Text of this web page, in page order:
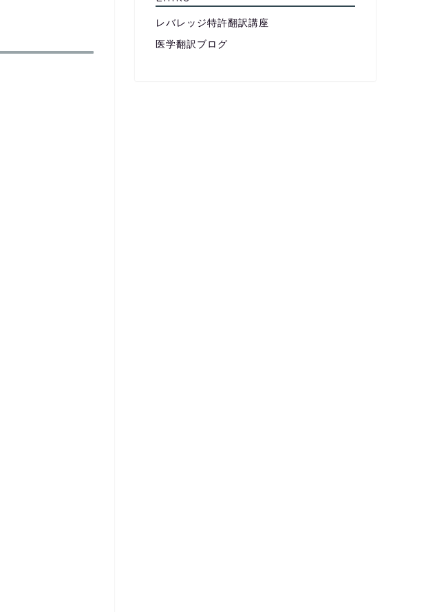
レバレッジ特許翻訳講座
医学翻訳ブログ